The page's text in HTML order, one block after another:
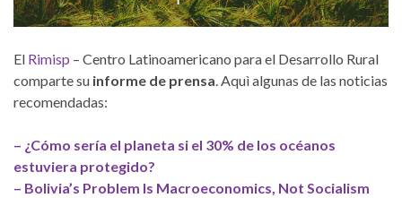
El Rimisp – Centro Latinoamericano para el Desarrollo Rural
comparte su informe de prensa . Aquì algunas de las noticias
recomendadas:
– ¿Cómo sería el planeta si el 30% de los océanos
estuviera protegido?
– Bolivia’s Problem Is Macroeconomics, Not Socialism